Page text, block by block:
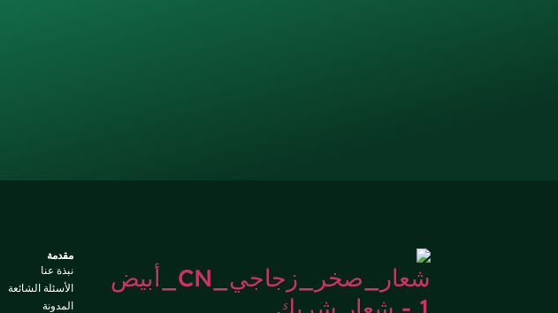
مقدمة
نبذة عنا
الأسئلة الشائعة
المدونة
Italian
Japanese